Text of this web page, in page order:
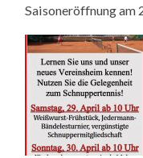
Saisoneröffnung am